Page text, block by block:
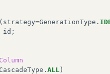
( strategy=GenerationType .
id ;
CascadeType . ALL )